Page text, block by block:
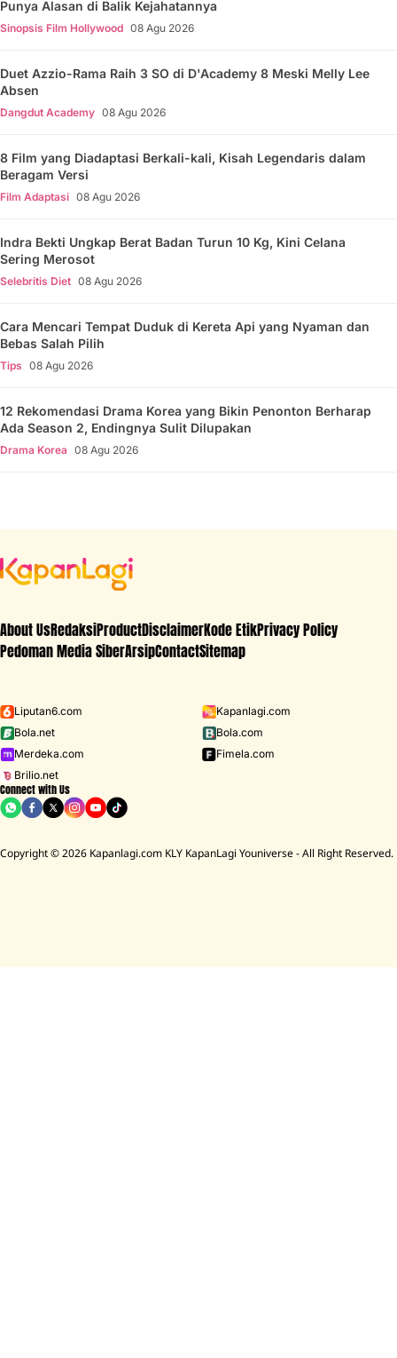
Punya Alasan di Balik Kejahatannya
Sinopsis Film Hollywood 08 Agu 2026
Duet Azzio-Rama Raih 3 SO di D'Academy 8 Meski Melly Lee
Absen
Dangdut Academy 08 Agu 2026
8 Film yang Diadaptasi Berkali-kali, Kisah Legendaris dalam
Beragam Versi
Film Adaptasi 08 Agu 2026
Indra Bekti Ungkap Berat Badan Turun 10 Kg, Kini Celana
Sering Merosot
Selebritis Diet 08 Agu 2026
Cara Mencari Tempat Duduk di Kereta Api yang Nyaman dan
Bebas Salah Pilih
Tips 08 Agu 2026
12 Rekomendasi Drama Korea yang Bikin Penonton Berharap
Ada Season 2, Endingnya Sulit Dilupakan
Drama Korea 08 Agu 2026
About UsRedaksiProductDisclaimerKode EtikPrivacy Policy
Pedoman Media SiberArsipContactSitemap
Liputan6.com
Kapanlagi.com
Bola.net
Bola.com
Merdeka.com
Fimela.com
Brilio.net
Connect with Us
Copyright © 2026 Kapanlagi.com KLY KapanLagi Youniverse - All Right Reserved.